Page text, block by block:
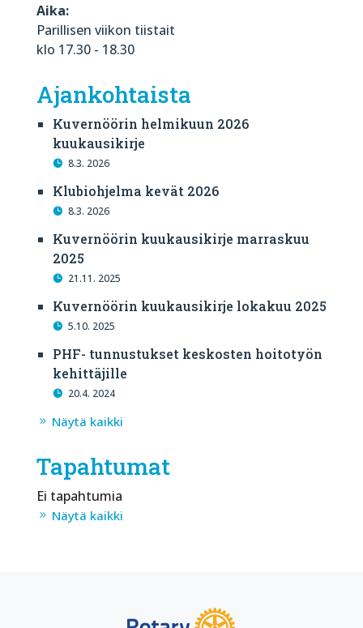
Aika:
Parillisen viikon tiistait
klo 17.30 - 18.30
Ajankohtaista
Kuvernöörin helmikuun 2026
kuukausikirje
8.3. 2026
Klubiohjelma kevät 2026
8.3. 2026
Kuvernöörin kuukausikirje marraskuu
2025
21.11. 2025
Kuvernöörin kuukausikirje lokakuu 2025
5.10. 2025
PHF- tunnustukset keskosten hoitotyön
kehittäjille
20.4. 2024
Näytä kaikki
Tapahtumat
Ei tapahtumia
Näytä kaikki